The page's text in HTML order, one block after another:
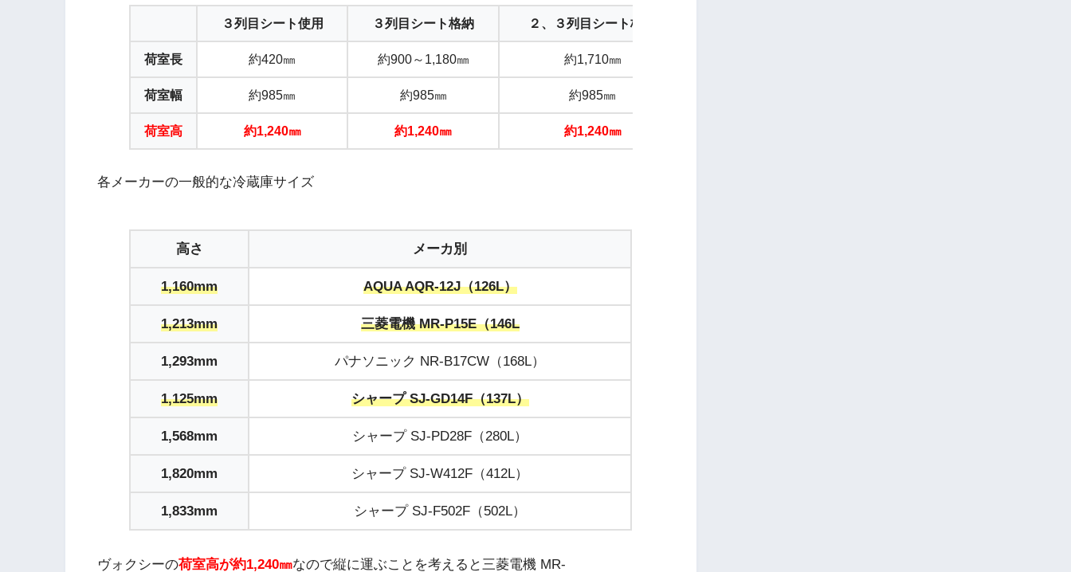
３列目シート使用 ３列目シート格納 ２、３列目シート格納
荷室長 約420㎜ 約900～1,180㎜ 約1,710㎜
荷室幅 約985㎜ 約985㎜ 約985㎜
荷室高 約1,240㎜ 約1,240㎜ 約1,240㎜
各メーカーの一般的な冷蔵庫サイズ
高さ メーカ別
1,160mm AQUA AQR-12J（126L）
1,213mm 三菱電機 MR-P15E（146L
1,293mm パナソニック NR-B17CW（168L）
1,125mm シャープ SJ-GD14F（137L）
1,568mm シャープ SJ-PD28F（280L）
1,820mm シャープ SJ-W412F（412L）
1,833mm シャープ SJ-F502F（502L）
ヴォクシーの荷室高が約1,240㎜なので縦に運ぶことを考えると三菱電機 MR-